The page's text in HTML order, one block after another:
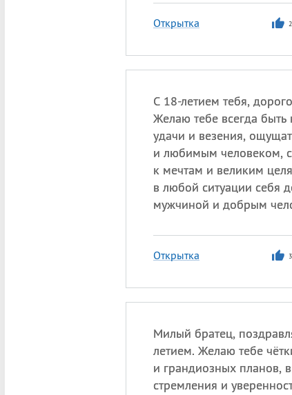
Открытка
С 18-летием тебя,
Желаю тебе всегда быть
удачи и везения,
и любимым человеком,
к мечтам и великим
в любой ситуации себя
мужчиной и добрым
Открытка
Милый братец,
летием. Желаю тебе
и грандиозных планов,
стремления и